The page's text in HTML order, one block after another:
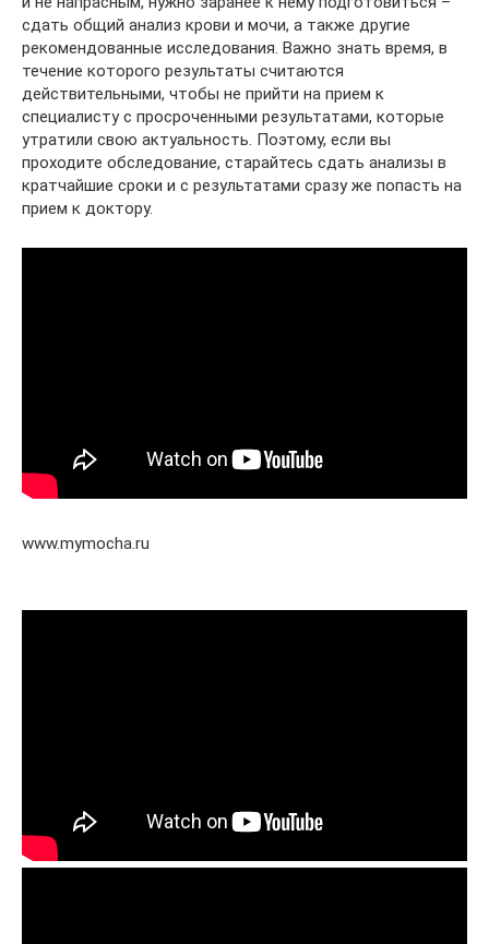
сдать общий анализ крови и мочи, а также другие
рекомендованные исследования. Важно знать время, в
течение которого результаты считаются
действительными, чтобы не прийти на прием к
специалисту с просроченными результатами, которые
утратили свою актуальность. Поэтому, если вы
проходите обследование, старайтесь сдать анализы в
кратчайшие сроки и с результатами сразу же попасть на
прием к доктору.
www.mymocha.ru